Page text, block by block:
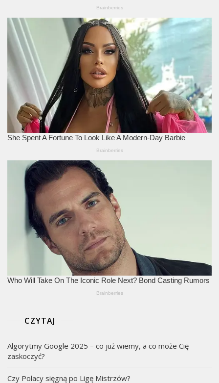
CZYTAJ
Algorytmy Google 2025 – co już wiemy, a co może Cię
zaskoczyć?
Czy Polacy sięgną po Ligę Mistrzów?